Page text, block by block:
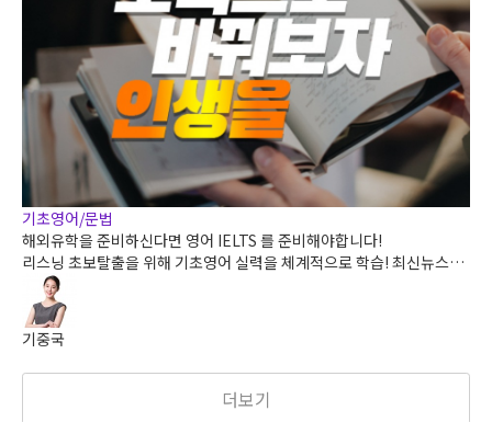
기초영어/문법
해외유학을 준비하신다면 영어 IELTS 를 준비해야합니다!
리스닝 초보탈출을 위해 기초영어 실력을 체계적으로 학습! 최신뉴스정
보도 접하고 영어도 배우고 ! 리스닝의 첫걸음 생생영어로 시작해보세요.
기중국
더보기